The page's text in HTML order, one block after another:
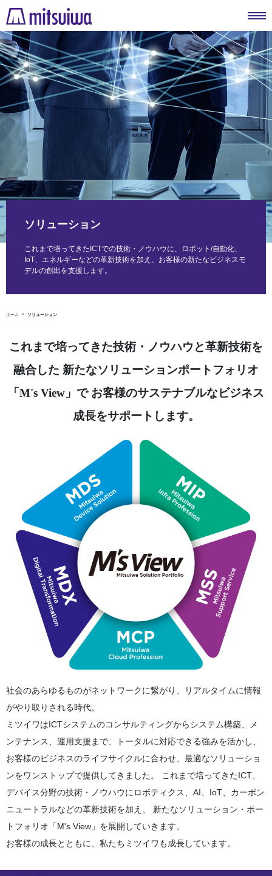
ホーム ソリューション
ソリューション
これまで培ってきたICTでの技術・ノウハウに、ロボット/自動化、
IoT、エネルギーなどの革新技術を加え、お客様の新たなビジネスモ
デルの創出を支援します。
これまで培ってきた技術・ノウハウと革新技術を
融合した 新たなソリューションポートフォリオ
「M's View」でお客様のサステナブルなビジネス
成長をサポートします。
社会のあらゆるものがネットワークに繋がり、リアルタイムに情報
がやり取りされる時代。
ミツイワはICTシステムのコンサルティングからシステム構築、メ
ンテナンス、運用支援まで、トータルに対応できる強みを活かし、
お客様のビジネスのライフサイクルに合わせ、最適なソリューショ
ンをワンストップで提供してきました。 これまで培ってきたICT、
デバイス分野の技術・ノウハウにロボティクス、AI、IoT、カーボン
ニュートラルなどの革新技術を加え、 新たなソリューション・ポー
トフォリオ「M's View」を展開していきます。
お客様の成長とともに、私たちミツイワも成長しています。